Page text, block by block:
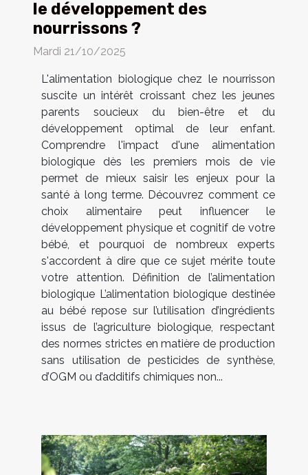
le développement des
nourrissons ?
Mardi 21/10/2025
L'alimentation biologique chez le nourrisson
suscite un intérêt croissant chez les jeunes
parents soucieux du bien-être et du
développement optimal de leur enfant.
Comprendre l'impact d'une alimentation
biologique dès les premiers mois de vie
permet de mieux saisir les enjeux pour la
santé à long terme. Découvrez comment ce
choix alimentaire peut influencer le
développement physique et cognitif de votre
bébé, et pourquoi de nombreux experts
s'accordent à dire que ce sujet mérite toute
votre attention. Définition de l’alimentation
biologique L’alimentation biologique destinée
au bébé repose sur l’utilisation d’ingrédients
issus de l’agriculture biologique, respectant
des normes strictes en matière de production
sans utilisation de pesticides de synthèse,
d’OGM ou d’additifs chimiques non...